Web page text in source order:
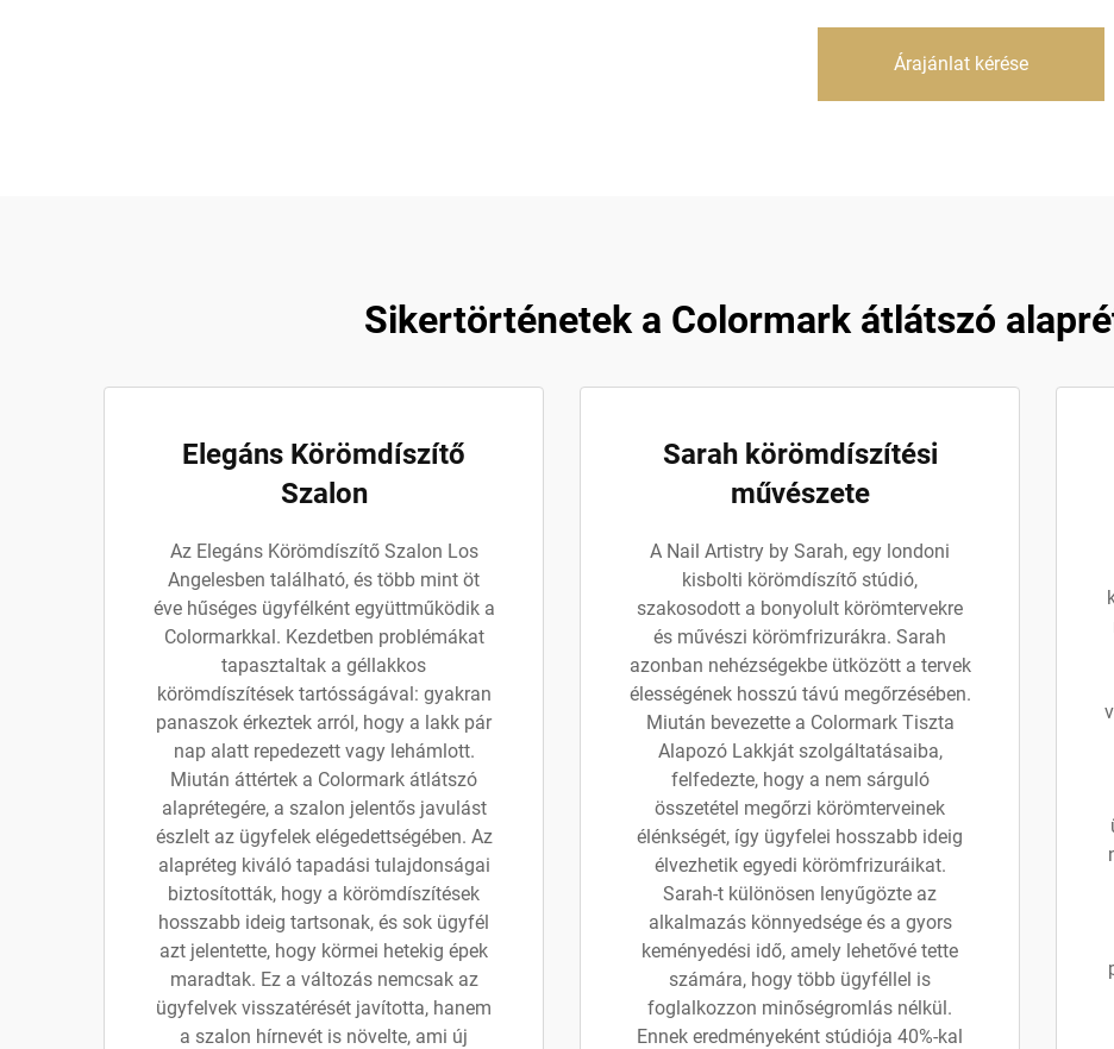
Árajánlat kérése
Sikertörténetek a Colormark átlátszó
Elegáns Körömdíszítő
Szalon
Az Elegáns Körömdíszítő Szalon Los
Angelesben található, és több mint öt
éve hűséges ügyfélként együttműködik a
Colormarkkal. Kezdetben problémákat
tapasztaltak a géllakkos
körömdíszítések tartósságával: gyakran
panaszok érkeztek arról, hogy a lakk pár
nap alatt repedezett vagy lehámlott.
Miután áttértek a Colormark átlátszó
alaprétegére, a szalon jelentős javulást
észlelt az ügyfelek elégedettségében. Az
alapréteg kiváló tapadási tulajdonságai
biztosították, hogy a körömdíszítések
hosszabb ideig tartsonak, és sok ügyfél
azt jelentette, hogy körmei hetekig épek
maradtak. Ez a változás nemcsak az
ügyfelvek visszatérését javította, hanem
a szalon hírnevét is növelte, ami új
Sarah körömdíszítési
művészete
A Nail Artistry by Sarah, egy londoni
kisbolti körömdíszítő stúdió,
szakosodott a bonyolult körömtervekre
és művészi körömfrizurákra. Sarah
azonban nehézségekbe ütközött a tervek
élességének hosszú távú megőrzésében.
Miután bevezette a Colormark Tiszta
Alapozó Lakkját szolgáltatásaiba,
felfedezte, hogy a nem sárguló
összetétel megőrzi körömterveinek
élénkségét, így ügyfelei hosszabb ideig
élvezhetik egyedi körömfrizuráikat.
Sarah-t különösen lenyűgözte az
alkalmazás könnyedsége és a gyors
keményedési idő, amely lehetővé tette
számára, hogy több ügyféllel is
foglalkozzon minőségromlás nélkül.
Ennek eredményeként stúdiója 40%-kal